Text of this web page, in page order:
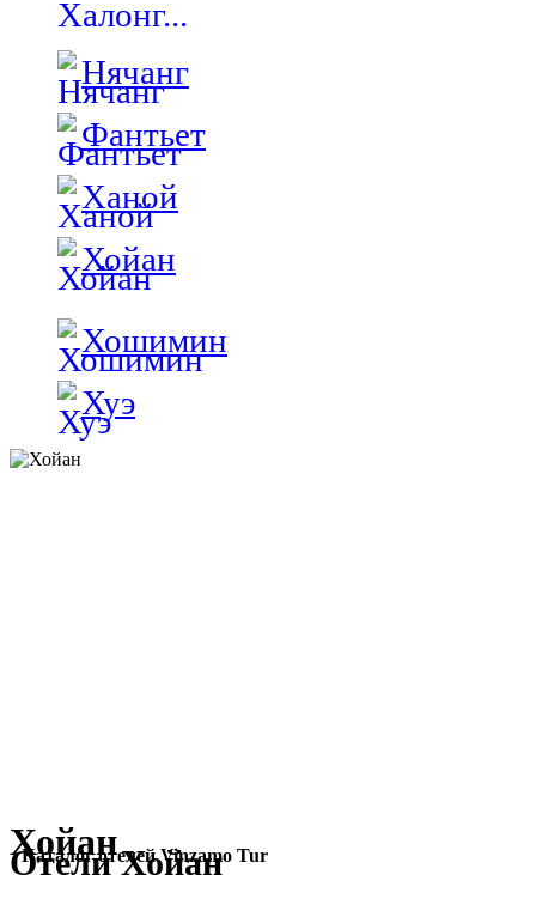
Нячанг
Фантьет
Ханой
Хойан
Хошимин
Хуэ
Хойан
Каталог отелей Vinzamo Tur
Отели Хойан